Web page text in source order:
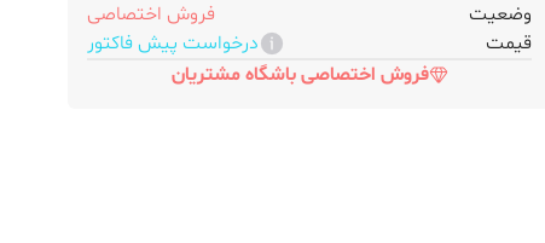
وضعیت
فروش اختصاصی
قیمت
درخواست پیش فاکتور
فروش اختصاصی باشگاه مشتریان